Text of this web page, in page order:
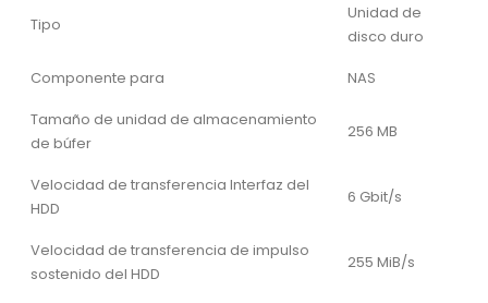
Tipo
Unidad de
disco duro
Componente para
NAS
Tamaño de unidad de almacenamiento
de búfer
256 MB
Velocidad de transferencia Interfaz del
HDD
6 Gbit/s
Velocidad de transferencia de impulso
sostenido del HDD
255 MiB/s